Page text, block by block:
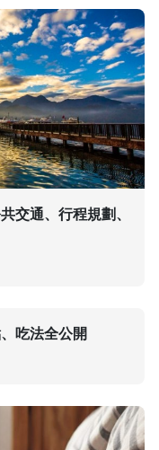
交通、行程規劃、
吃法全公開